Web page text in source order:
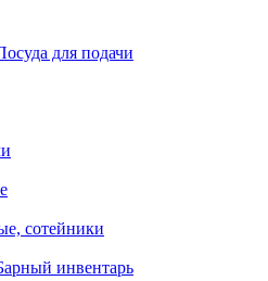
для подачи
сотейники
инвентарь